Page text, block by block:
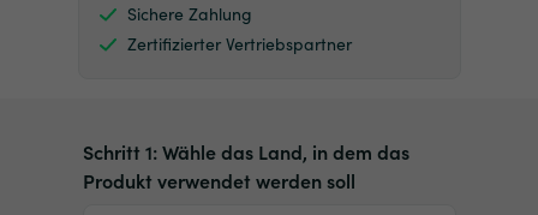
Sichere Zahlung
Zertifizierter Vertriebspartner
Schritt 1: Wähle das Land, in dem das
Produkt verwendet werden soll